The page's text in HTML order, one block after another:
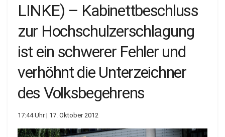
LINKE) – Kabinettbeschluss
zur Hochschulzerschlagung
ist ein schwerer Fehler und
verhöhnt die Unterzeichner
des Volksbegehrens
17:44 Uhr | 17. Oktober 2012